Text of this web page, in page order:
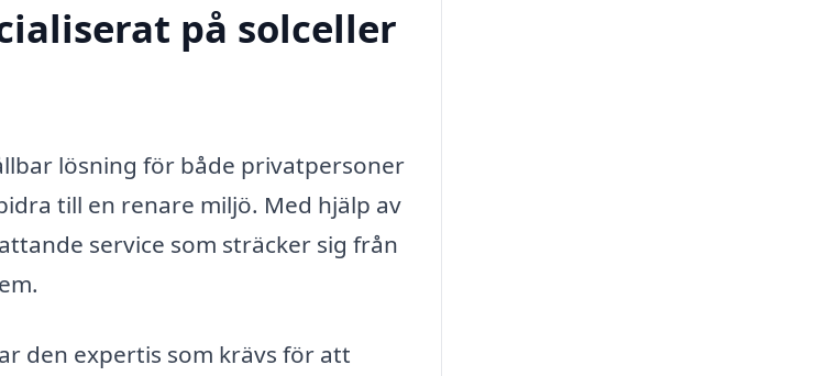
på solceller
lösning för både privatpersoner
till en renare miljö. Med hjälp av
service som sträcker sig från
den expertis som krävs för att